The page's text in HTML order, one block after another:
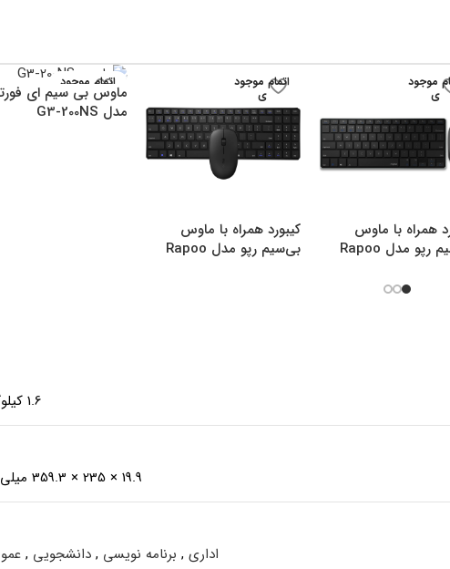
موجود
ی
همراه با ماوس
بی‌سیم رپو مدل Rapoo
اتمام موجود
ی
کیبورد همراه با ماوس
بی‌سیم رپو مدل Rapoo
اتمام موجود
ی
ماوس بی سیم ای
مدل G3-200NS
1.6 کیلوگرم
19.9 × 235 × 359.3 میلی‌متر
اداری , برنامه نویسی , دانشجویی ,